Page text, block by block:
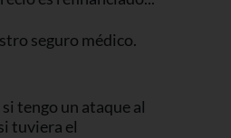
seguro médico.
tengo un ataque al
tuviera el